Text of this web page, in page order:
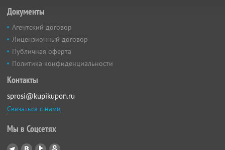
Документы
Агентский договор
Лицензионный договор
Публичная оферта
Политика конфиденциальности
Контакты
sprosi@kupikupon.ru
Связаться с нами
Мы в Соцсетях